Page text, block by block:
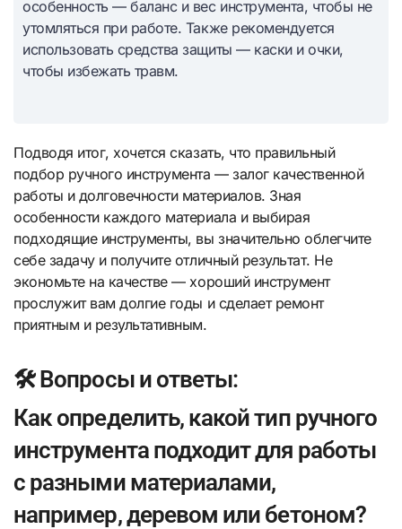
особенность — баланс и вес инструмента, чтобы не
утомляться при работе. Также рекомендуется
использовать средства защиты — каски и очки,
чтобы избежать травм.
Подводя итог, хочется сказать, что правильный
подбор ручного инструмента — залог качественной
работы и долговечности материалов. Зная
особенности каждого материала и выбирая
подходящие инструменты, вы значительно облегчите
себе задачу и получите отличный результат. Не
экономьте на качестве — хороший инструмент
прослужит вам долгие годы и сделает ремонт
приятным и результативным.
🛠️ Вопросы и ответы:
Как определить, какой тип ручного
инструмента подходит для работы
с разными материалами,
например, деревом или бетоном?